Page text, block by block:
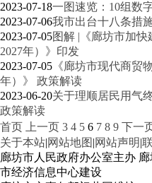
2023-07-18一图速览：10组数
2023-07-06我市出台十八条措
2023-07-05图解 |《廊坊市加
2027年）》印发
2023-07-05 《廊坊市现代商贸
年）》 政策解读
2023-06-20关于理顺居民用气
政策解读
首页
上一页 3 4 5 6 7 8 9 下一
关于本站|网站地图 |网站声明|
廊坊市人民政府办公室主办
市经济信息中心建设